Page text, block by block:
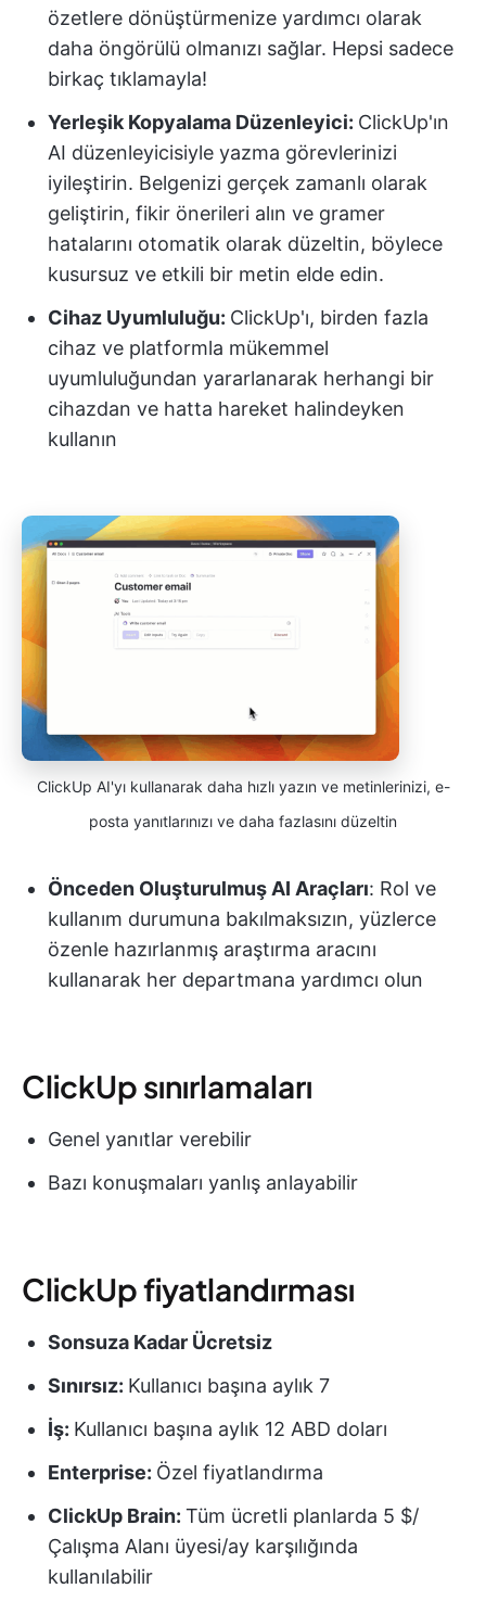
özetlere dönüştürmenize yardımcı olarak
daha öngörülü olmanızı sağlar. Hepsi sadece
birkaç tıklamayla!
Yerleşik Kopyalama Düzenleyici: ClickUp'ın
AI düzenleyicisiyle yazma görevlerinizi
iyileştirin. Belgenizi gerçek zamanlı olarak
geliştirin, fikir önerileri alın ve gramer
hatalarını otomatik olarak düzeltin, böylece
kusursuz ve etkili bir metin elde edin.
Cihaz Uyumluluğu: ClickUp'ı, birden fazla
cihaz ve platformla mükemmel
uyumluluğundan yararlanarak herhangi bir
cihazdan ve hatta hareket halindeyken
kullanın
ClickUp AI'yı kullanarak daha hızlı yazın ve metinlerinizi, e-
posta yanıtlarınızı ve daha fazlasını düzeltin
Önceden Oluşturulmuş AI Araçları: Rol ve
kullanım durumuna bakılmaksızın, yüzlerce
özenle hazırlanmış araştırma aracını
kullanarak her departmana yardımcı olun
ClickUp sınırlamaları
Genel yanıtlar verebilir
Bazı konuşmaları yanlış anlayabilir
ClickUp fiyatlandırması
Sonsuza Kadar Ücretsiz
Sınırsız: Kullanıcı başına aylık 7
İş: Kullanıcı başına aylık 12 ABD doları
Enterprise: Özel fiyatlandırma
ClickUp Brain: Tüm ücretli planlarda 5 $/
Çalışma Alanı üyesi/ay karşılığında
kullanılabilir